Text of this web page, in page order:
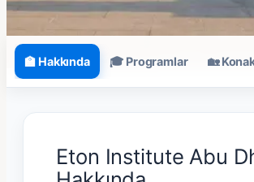
🏫 Hakkında 🎓 Programlar 🏡
Eton Institute Abu